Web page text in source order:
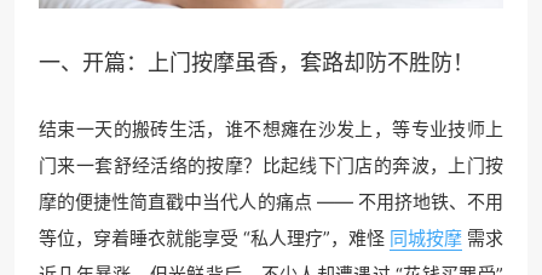
一、开篇：上门按摩虽香，套路却防不胜防！
结束一天的搬砖生活，谁不想瘫在沙发上，等专业技师上
门来一套舒经活络的按摩？比起线下门店的奔波，上门按
摩的便捷性简直戳中当代人的痛点 —— 不用挤地铁、不用
等位，穿着睡衣就能享受 “私人理疗”，难怪 同城按摩 需求